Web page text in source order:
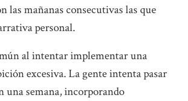
las mañanas consecutivas las que
personal.
al intentar implementar una
excesiva. La gente intenta pasar
una semana, incorporando